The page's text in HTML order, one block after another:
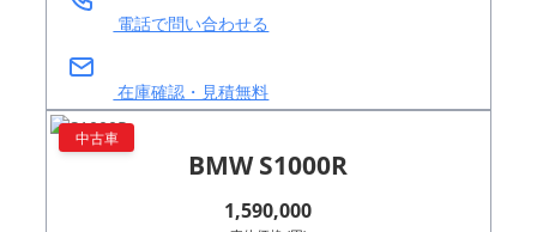
電話で問い合わせる
在庫確認・見積無料
中古車
BMW S1000R
1,590,000